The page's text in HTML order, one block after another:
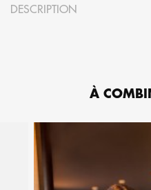
DESCRIPTION
À